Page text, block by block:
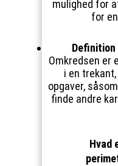
mulighed for
for
Omkredsen er
i en
opgaver,
finde andre
Hvad